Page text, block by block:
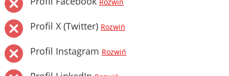
Rozwiń
Profil X (Twitter) Rozwiń
Profil Instagram Rozwiń